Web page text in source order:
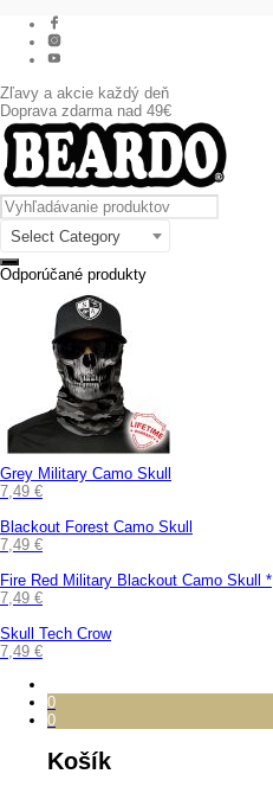
Zľavy a akcie každý deň
Doprava zdarma nad 49€
Select Category
Odporúčané produkty
Grey Military Camo Skull
7,49 €
Blackout Forest Camo Skull
7,49 €
Fire Red Military Blackout Camo Skull *
7,49 €
Skull Tech Crow
7,49 €
0
0
Košík